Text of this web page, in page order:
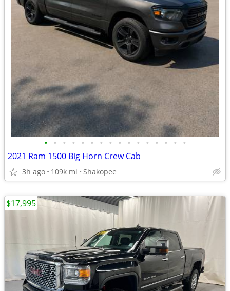
• • • • • • • • • • • • • • • •
2021 Ram 1500 Big Horn Crew Cab
3h ago 109k mi Shakopee
$17,995